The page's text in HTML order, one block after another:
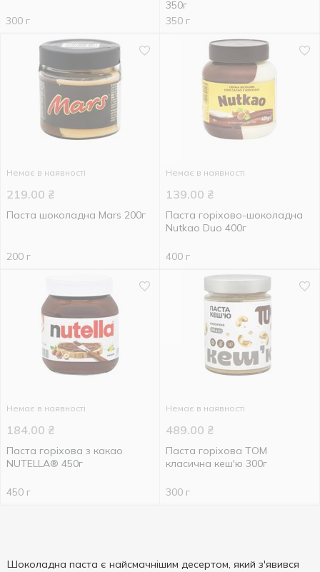
300 г
350г
350 г
Немає в наявності
219.00 ₴
Паста шоколадна Mars 200г
200 г
Немає в наявності
139.00 ₴
Паста горіхово-шоколадна
Nutkao Duo 400г
400 г
Немає в наявності
184.00 ₴
Паста горіхова з какао
NUTELLA® 450г
450 г
Немає в наявності
489.00 ₴
Паста горіхова ТOM
класична кеш'ю 300г
300 г
Шоколадна паста є найсмачнішим десертом, який з'явився